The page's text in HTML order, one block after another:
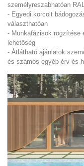
személyreszabhatóan
- Egyedi korcolt
választhatóan
- Munkafázisok rögzítése
lehetőség
- Átlátható ajánlatok
és számos egyéb érv és